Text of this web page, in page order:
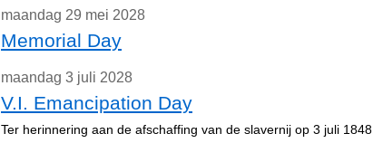
maandag 29 mei 2028
Memorial Day
maandag 3 juli 2028
V.I. Emancipation Day
Ter herinnering aan de afschaffing van de slavernij op 3 juli 1848.